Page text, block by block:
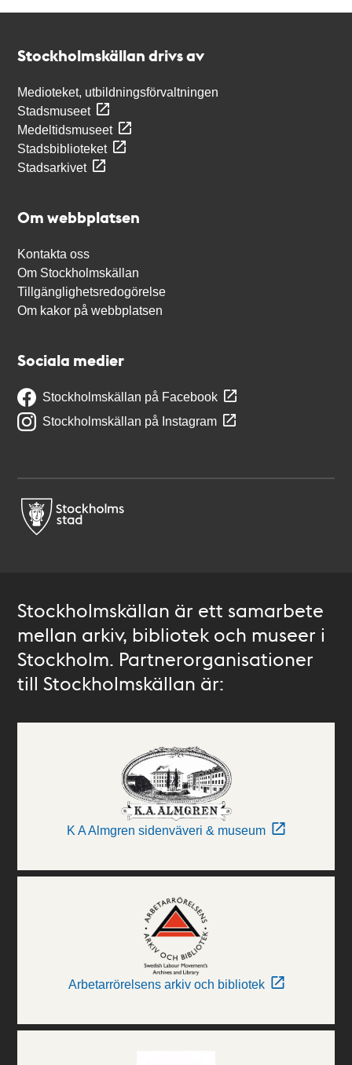
Stockholmskällan drivs av
Medioteket, utbildningsförvaltningen
Stadsmuseet
Medeltidsmuseet
Stadsbiblioteket
Stadsarkivet
Om webbplatsen
Kontakta oss
Om Stockholmskällan
Tillgänglighetsredogörelse
Om kakor på webbplatsen
Sociala medier
Stockholmskällan på Facebook
Stockholmskällan på Instagram
Stockholmskällan är ett samarbete
mellan arkiv, bibliotek och museer i
Stockholm. Partnerorganisationer
till Stockholmskällan är:
K A Almgren sidenväveri & museum
Arbetarrörelsens arkiv och bibliotek